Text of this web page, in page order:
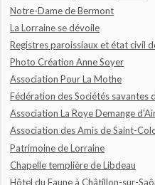
Notre-Dame de Bermont
La Lorraine se dévoile
Registres paroissiaux et état civil
Photo Création Anne Soyer
Association Pour La Mothe
Fédération des Sociétés savantes
Association La Roye Demange
Association des Amis de Saint-
Patrimoine de Lorraine
Chapelle templière de Libdeau
Hôtel du Faune à Châtillon-sur-